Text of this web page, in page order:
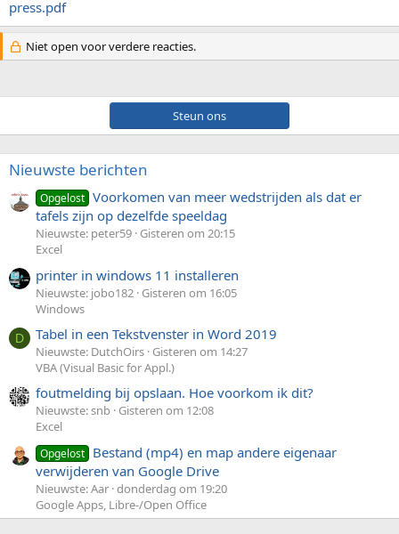
press.pdf
Niet open voor verdere reacties.
Steun ons
Nieuwste berichten
Opgelost Voorkomen van meer wedstrijden als dat er
tafels zijn op dezelfde speeldag
Nieuwste: peter59 Gisteren om 20:15
Excel
printer in windows 11 installeren
Nieuwste: jobo182 Gisteren om 16:05
Windows
D Tabel in een Tekstvenster in Word 2019
Nieuwste: DutchOirs Gisteren om 14:27
VBA (Visual Basic for Appl.)
foutmelding bij opslaan. Hoe voorkom ik dit?
Nieuwste: snb Gisteren om 12:08
Excel
Opgelost Bestand (mp4) en map andere eigenaar
verwijderen van Google Drive
Nieuwste: Aar donderdag om 19:20
Google Apps, Libre-/Open Office